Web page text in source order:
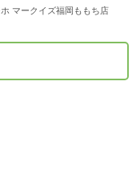
マークイズ福岡ももち店